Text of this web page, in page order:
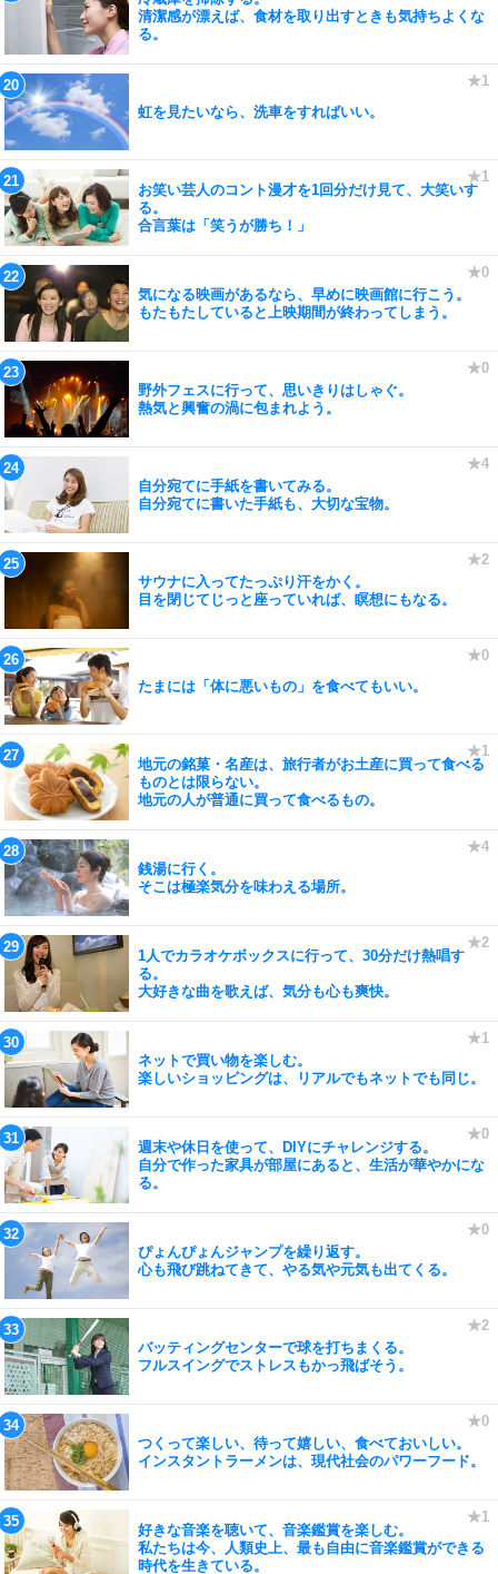
清潔感が漂えば、食材を取り出すときも気持ちよくな
る。
虹を見たいなら、洗車をすればいい。
お笑い芸人のコント漫才を1回分だけ見て、大笑いす
る。
合言葉は「笑うが勝ち！」
気になる映画があるなら、早めに映画館に行こう。
もたもたしていると上映期間が終わってしまう。
野外フェスに行って、思いきりはしゃぐ。
熱気と興奮の渦に包まれよう。
自分宛てに手紙を書いてみる。
自分宛てに書いた手紙も、大切な宝物。
サウナに入ってたっぷり汗をかく。
目を閉じてじっと座っていれば、瞑想にもなる。
たまには「体に悪いもの」を食べてもいい。
地元の銘菓・名産は、旅行者がお土産に買って食べる
ものとは限らない。
地元の人が普通に買って食べるもの。
銭湯に行く。
そこは極楽気分を味わえる場所。
1人でカラオケボックスに行って、30分だけ熱唱す
る。
大好きな曲を歌えば、気分も心も爽快。
ネットで買い物を楽しむ。
楽しいショッピングは、リアルでもネットでも同じ。
週末や休日を使って、DIYにチャレンジする。
自分で作った家具が部屋にあると、生活が華やかにな
る。
ぴょんぴょんジャンプを繰り返す。
心も飛び跳ねてきて、やる気や元気も出てくる。
バッティングセンターで球を打ちまくる。
フルスイングでストレスもかっ飛ばそう。
つくって楽しい、待って嬉しい、食べておいしい。
インスタントラーメンは、現代社会のパワーフード。
好きな音楽を聴いて、音楽鑑賞を楽しむ。
私たちは今、人類史上、最も自由に音楽鑑賞ができる
時代を生きている。